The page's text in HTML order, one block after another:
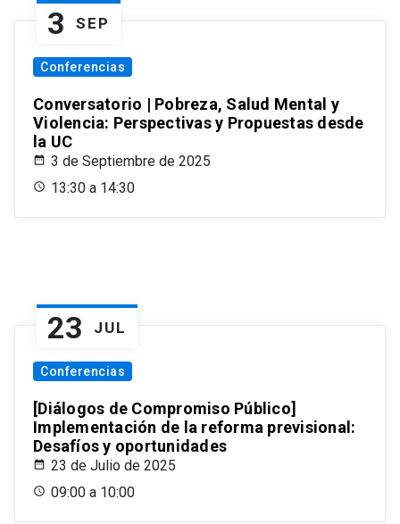
3 SEP
Conferencias
Conversatorio | Pobreza, Salud Mental y
Violencia: Perspectivas y Propuestas desde
la UC
3 de Septiembre de 2025
13:30 a 14:30
23 JUL
Conferencias
[Diálogos de Compromiso Público]
Implementación de la reforma previsional:
Desafíos y oportunidades
23 de Julio de 2025
09:00 a 10:00